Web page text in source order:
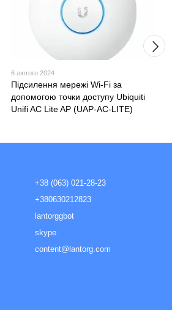
6 лютого 2024
Підсилення мережі Wi-Fi за
допомогою точки доступу Ubiquiti
Unifi AC Lite AP (UAP-AC-LITE)
+38 (063) 021-28-23
+380630212823
lantorggbot
skype
content@lantorg.com